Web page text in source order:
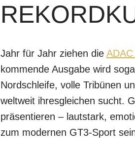
Jahr für Jahr ziehen die
kommende Ausgabe wird
Nordschleife, volle Tribünen
weltweit ihresgleichen sucht.
präsentieren – lautstark,
zum modernen GT3-Sport